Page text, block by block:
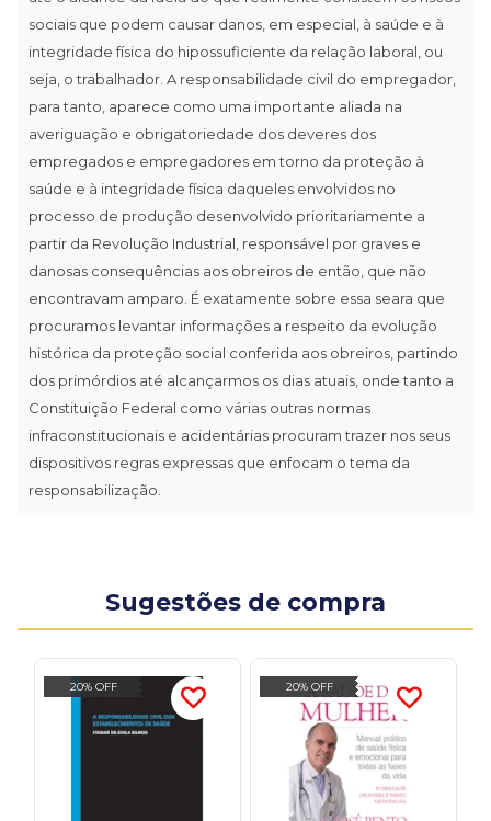
sociais que podem causar danos, em especial, à saúde e à
integridade física do hipossuficiente da relação laboral, ou
seja, o trabalhador. A responsabilidade civil do empregador,
para tanto, aparece como uma importante aliada na
averiguação e obrigatoriedade dos deveres dos
empregados e empregadores em torno da proteção à
saúde e à integridade física daqueles envolvidos no
processo de produção desenvolvido prioritariamente a
partir da Revolução Industrial, responsável por graves e
danosas consequências aos obreiros de então, que não
encontravam amparo. É exatamente sobre essa seara que
procuramos levantar informações a respeito da evolução
histórica da proteção social conferida aos obreiros, partindo
dos primórdios até alcançarmos os dias atuais, onde tanto a
Constituição Federal como várias outras normas
infraconstitucionais e acidentárias procuram trazer nos seus
dispositivos regras expressas que enfocam o tema da
responsabilização.
Sugestões de compra
20% OFF 20% OFF